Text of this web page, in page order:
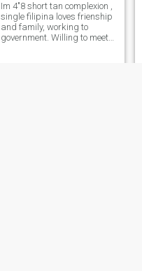
Im 4"8 short tan complexion ,
single filipina loves frienship
and family, working to
government. Willing to meet